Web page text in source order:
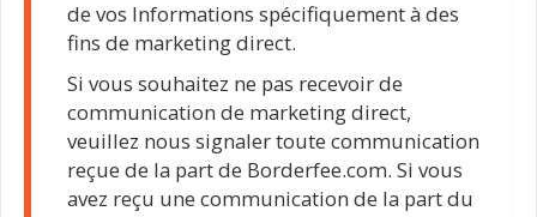
de vos Informations spécifiquement à des
fins de marketing direct.
Si vous souhaitez ne pas recevoir de
communication de marketing direct,
veuillez nous signaler toute communication
reçue de la part de Borderfee.com. Si vous
avez reçu une communication de la part du